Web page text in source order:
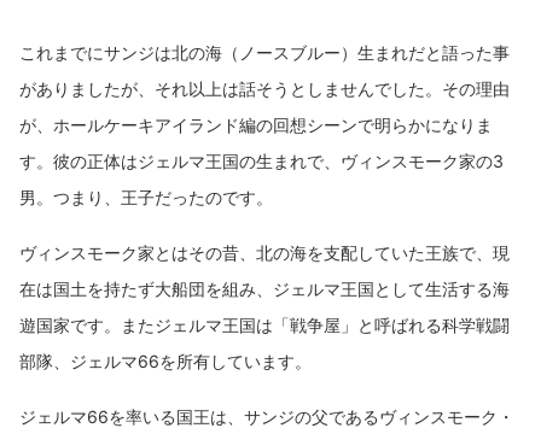
これまでにサンジは北の海（ノースブルー）生まれだと語った事
がありましたが、それ以上は話そうとしませんでした。その理由
が、ホールケーキアイランド編の回想シーンで明らかになりま
す。彼の正体はジェルマ王国の生まれで、ヴィンスモーク家の3
男。つまり、王子だったのです。
ヴィンスモーク家とはその昔、北の海を支配していた王族で、現
在は国土を持たず大船団を組み、ジェルマ王国として生活する海
遊国家です。またジェルマ王国は「戦争屋」と呼ばれる科学戦闘
部隊、ジェルマ66を所有しています。
ジェルマ66を率いる国王は、サンジの父であるヴィンスモーク・